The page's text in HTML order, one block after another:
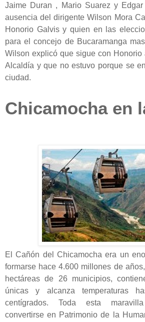
Jaime Duran , Mario Suarez y
ausencia del dirigente Wilson Mora
Honorio Galvis y quien en las
para el concejo de Bucaramanga
Wilson explicó que sigue con Honorio
Alcaldía y que no estuvo porque se
ciudad.
Chicamocha en
El Cañón del Chicamocha era un
formarse hace 4.600 millones de
hectáreas de 26 municipios,
únicas y alcanza temperaturas
centígrados. Toda esta
convertirse en Patrimonio de la